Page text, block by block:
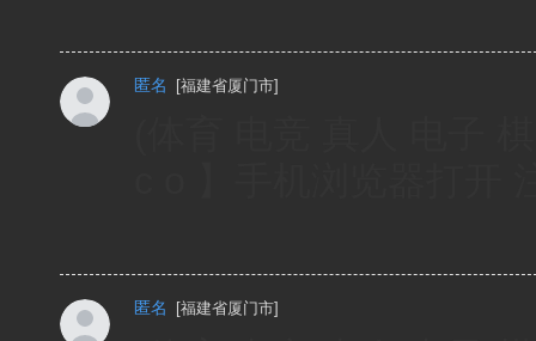
匿名 [福建省厦门市]
匿名 [福建省厦门市]